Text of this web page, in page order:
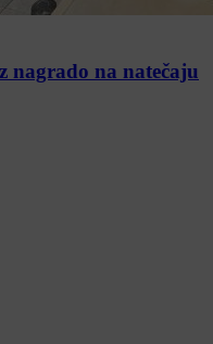
nagrado na natečaju